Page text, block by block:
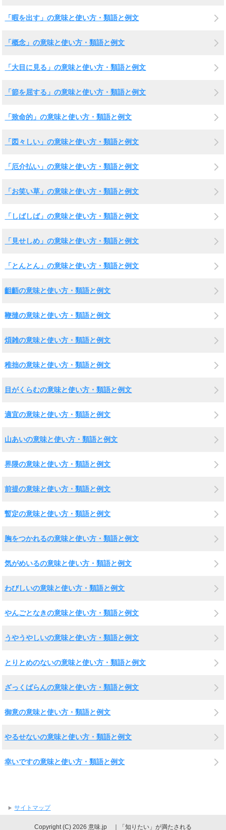
「暇を出す」の意味と使い方・類語と例文
「概念」の意味と使い方・類語と例文
「大目に見る」の意味と使い方・類語と例文
「節を屈する」の意味と使い方・類語と例文
「致命的」の意味と使い方・類語と例文
「図々しい」の意味と使い方・類語と例文
「厄介払い」の意味と使い方・類語と例文
「お笑い草」の意味と使い方・類語と例文
「しばしば」の意味と使い方・類語と例文
「見せしめ」の意味と使い方・類語と例文
「とんとん」の意味と使い方・類語と例文
齟齬の意味と使い方・類語と例文
鞭撻の意味と使い方・類語と例文
煩雑の意味と使い方・類語と例文
稚拙の意味と使い方・類語と例文
目がくらむの意味と使い方・類語と例文
適宜の意味と使い方・類語と例文
山あいの意味と使い方・類語と例文
界隈の意味と使い方・類語と例文
前提の意味と使い方・類語と例文
暫定の意味と使い方・類語と例文
胸をつかれるの意味と使い方・類語と例文
気がめいるの意味と使い方・類語と例文
わびしいの意味と使い方・類語と例文
やんごとなきの意味と使い方・類語と例文
うやうやしいの意味と使い方・類語と例文
とりとめのないの意味と使い方・類語と例文
ざっくばらんの意味と使い方・類語と例文
御意の意味と使い方・類語と例文
やるせないの意味と使い方・類語と例文
幸いですの意味と使い方・類語と例文
サイトマップ
Copyright (C) 2026 意味.jp ｜「知りたい」が満たされる